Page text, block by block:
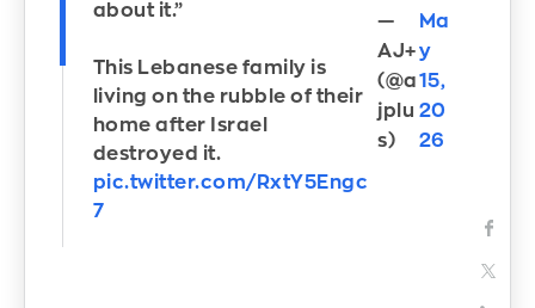
about it.”
This Lebanese family is
living on the rubble of their
home after Israel
destroyed it.
pic.twitter.com/RxtY5Engc
7
—
AJ+
(@a
jplu
s)
Ma
y
15,
20
26